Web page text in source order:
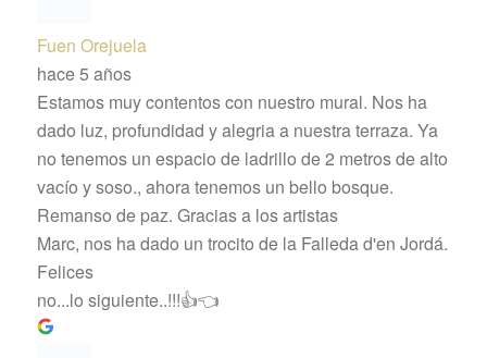
Fuen Orejuela
hace 5 años
Estamos muy contentos con nuestro mural. Nos ha
dado luz, profundidad y alegria a nuestra terraza. Ya
no tenemos un espacio de ladrillo de 2 metros de alto
vacío y soso., ahora tenemos un bello bosque.
Remanso de paz. Gracias a los artistas
Marc, nos ha dado un trocito de la Falleda d'en Jordá.
Felices
no...lo siguiente..!!!👍👈